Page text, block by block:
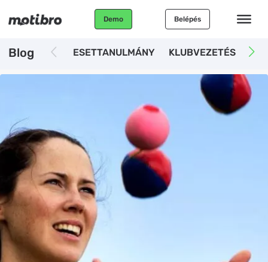
Demo Belépés
Blog ESETTANULMÁNY KLUBVEZETÉS